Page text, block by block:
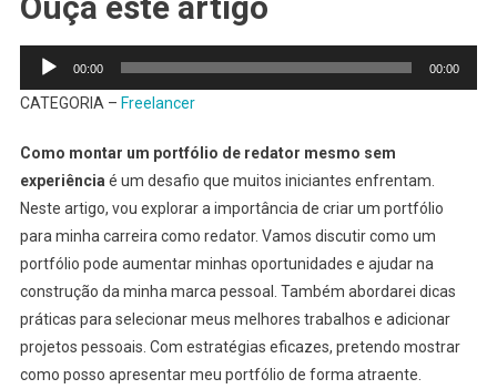
Experiência
Tocador
áudio
00:00 00:00
CATEGORIA – Freelancer
Como montar um portfólio de redator mesmo sem
experiência é um desafio que muitos iniciantes enfrentam.
Neste artigo, vou explorar a importância de criar um portfólio
para minha carreira como redator. Vamos discutir como um
portfólio pode aumentar minhas oportunidades e ajudar na
construção da minha marca pessoal. Também abordarei dicas
práticas para selecionar meus melhores trabalhos e adicionar
projetos pessoais. Com estratégias eficazes, pretendo mostrar
como posso apresentar meu portfólio de forma atraente.